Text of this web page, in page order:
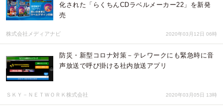
化された「らくちんCDラベルメーカー22」を新発
売
株式会社メディアナビ 2020年03月12日 06時
防災・新型コロナ対策－テレワークにも緊急時に音
声放送で呼び掛ける社内放送アプリ
ＳＫＹ－ＮＥＴＷＯＲＫ株式会社 2020年03月05日 13時